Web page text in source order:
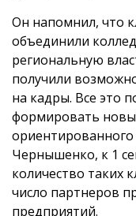
Он напомнил, что
объединили
региональную
получили
на кадры. Все это
формировать
Чернышенко, к 1
количество таких
число партнеров
предприятий.